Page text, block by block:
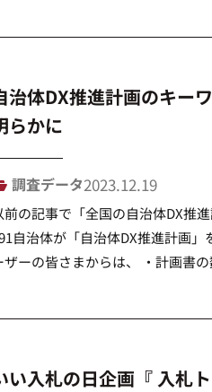
治体DX推進計画のキー
らかに
調査データ2023.12.19
前の記事で「全国の自治体DX推
自治体が「自治体DX推進計画
ザーの皆さまからは、 ・計画書
い入札の日企画『 入札